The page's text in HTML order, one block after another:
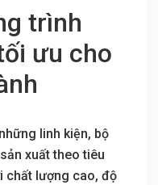
trình
ưu cho
linh kiện, bộ
xuất theo tiêu
chất lượng cao, độ